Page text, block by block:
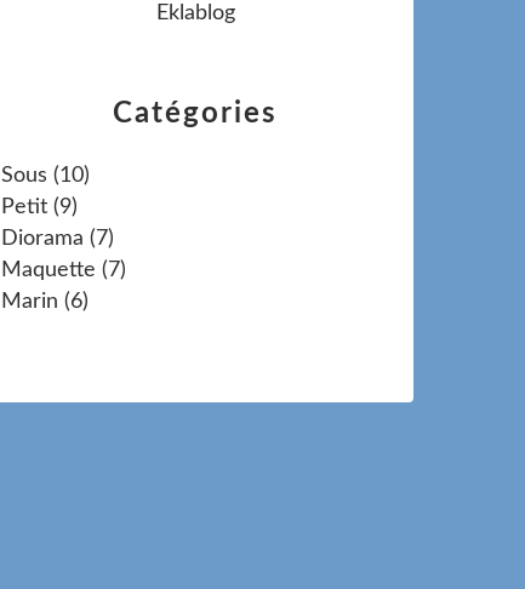
Catégories
Sous (10)
Petit (9)
Diorama (7)
Maquette (7)
Marin (6)
Eklablog